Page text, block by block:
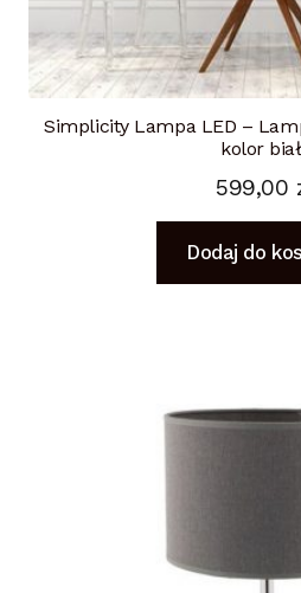
Simplicity Lampa LED –
kolor
599,00
Dodaj do